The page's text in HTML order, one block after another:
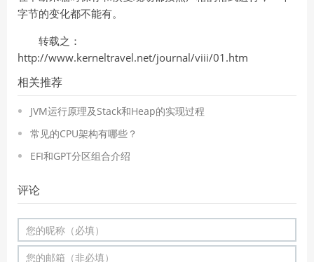
字节的变化都不能有。
转载之：
http://www.kerneltravel.net/journal/viii/01.htm
相关推荐
JVM运行原理及Stack和Heap的实现过程
常见的CPU架构有哪些？
EFI和GPT分区组合介绍
评论